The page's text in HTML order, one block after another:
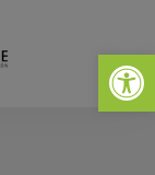
Abrir